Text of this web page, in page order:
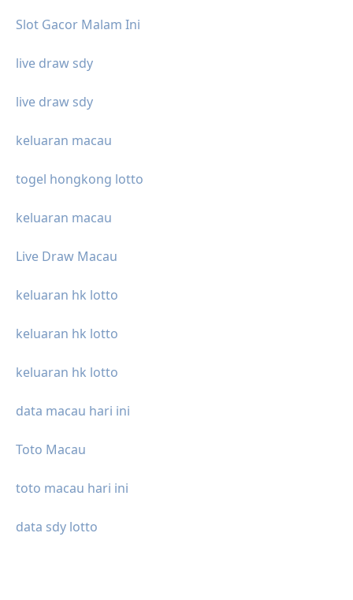
Slot Gacor Malam Ini
live draw sdy
live draw sdy
keluaran macau
togel hongkong lotto
keluaran macau
Live Draw Macau
keluaran hk lotto
keluaran hk lotto
keluaran hk lotto
data macau hari ini
Toto Macau
toto macau hari ini
data sdy lotto